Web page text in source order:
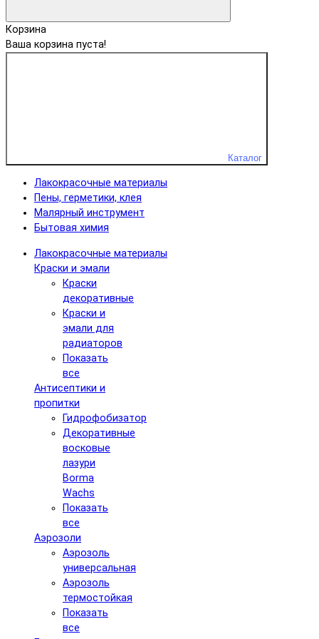
Корзина
Ваша корзина пуста!
Каталог
Лакокрасочные материалы
Пены, герметики, клея
Малярный инструмент
Бытовая химия
Лакокрасочные материалы
Краски и эмали
Краски
декоративные
Краски и
эмали для
радиаторов
Показать
все
Антисептики и
пропитки
Гидрофобизатор
Декоративные
восковые
лазури
Borma
Wachs
Показать
все
Аэрозоли
Аэрозоль
универсальная
Аэрозоль
термостойкая
Показать
все